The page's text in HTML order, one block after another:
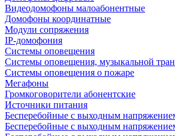
Видеодомофоны малоабонентные
Домофоны координатные
Модули сопряжения
IP-домофония
Системы оповещения
Системы оповещения, музыкальной
Системы оповещения о пожаре
Мегафоны
Громкоговорители абонентские
Источники питания
Бесперебойные с выходным
Бесперебойные с выходным